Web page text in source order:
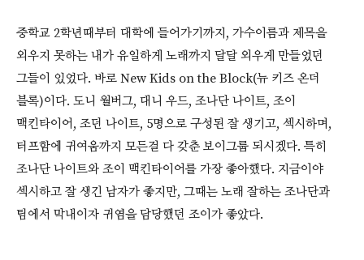
중학교 2학년때부터 대학에 들어가기까지, 가수이름과 제목을
외우지 못하는 내가 유일하게 노래까지 달달 외우게 만들었던
그들이 있었다. 바로 New Kids on the Block(뉴 키즈 온더
블록)이다. 도니 월버그, 대니 우드, 조나단 나이트, 조이
맥킨타이어, 조던 나이트, 5명으로 구성된 잘 생기고, 섹시하며,
터프함에 귀여움까지 모든걸 다 갖춘 보이그룹 되시겠다. 특히
조나단 나이트와 조이 맥킨타이어를 가장 좋아했다. 지금이야
섹시하고 잘 생긴 남자가 좋지만, 그때는 노래 잘하는 조나단과
팀에서 막내이자 귀염을 담당했던 조이가 좋았다.